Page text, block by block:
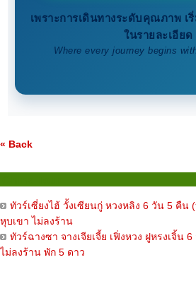
เพราะการเดินทางระดับคุณภาพ เ
ในรายละเอียด
Where every journey begins
« Back
ทัวร์เซี่ยงไฮ้ วั้งเซียนกู่ หวงหลิง 6 วัน 5 คืน
หุบเขา ไม่ลงร้าน
ทัวร์ฉางซา จางเจียเจี้ย เฟิ่งหวง ฝูหรงเจิ้น
ไม่ลงร้าน พัก 5 ดาว